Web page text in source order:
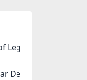
Legacy
Dealer Simulator